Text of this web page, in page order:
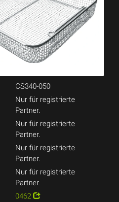
CS340-050
Nur für registrierte
Partner.
Nur für registrierte
Partner.
Nur für registrierte
Partner.
Nur für registrierte
Partner.
0462